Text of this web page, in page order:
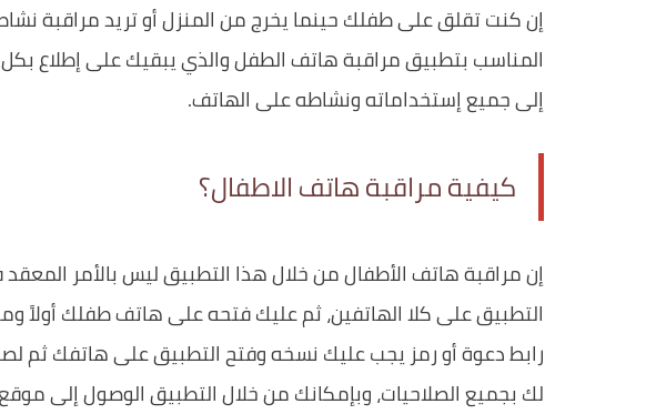
إن كنت تقلق على طفلك حينما يخرج من المنزل أو تريد مراقبة
المناسب بتطبيق مراقبة هاتف الطفل والذي يبقيك على إطلاع
إلى جميع إستخداماته ونشاطه على الهاتف.
كيفية مراقبة هاتف الاطفال؟
إن مراقبة هاتف الأطفال من خلال هذا التطبيق ليس بالأمر
التطبيق على كلا الهاتفين، ثم عليك فتحه على هاتف طفلك أولاً
رابط دعوة أو رمز يجب عليك نسخه وفتح التطبيق على هاتفك ثم
لك بجميع الصلاحيات، وبإمكانك من خلال التطبيق الوصول إلى